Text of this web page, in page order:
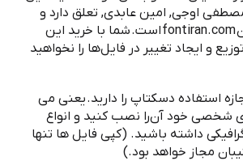
مصطفی اوجی, امین عابدی, تعلق دارد و
fontiran.comاست.شما با خرید این
و ایجاد تغییر در فایلها را نخواهید
استفاده دسکتاپ را دارید.یعنی می
شخصی خود آنرا نصب کنید و انواع
داشته باشید. (کپی فایل ها تنها
مجاز خواهد بود.)